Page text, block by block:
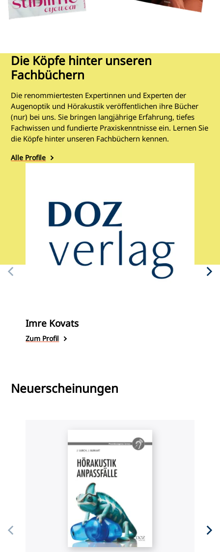
Die Köpfe hinter unseren
Fachbüchern
Alle Profile
Die renommiertesten Expertinnen und Experten der
Augenoptik und Hörakustik veröffentlichen ihre Bücher
(nur) bei uns. Sie bringen langjährige Erfahrung, tiefes
Fachwissen und fundierte Praxiskenntnisse ein. Lernen Sie
die Köpfe hinter unseren Fachbüchern kennen.
Imre Kovats
Zum Profil
Neuerscheinungen